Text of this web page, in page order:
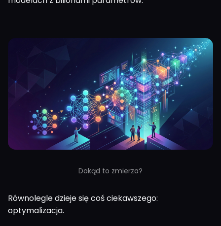
Dokąd to zmierza?
Równolegle dzieje się coś ciekawszego:
optymalizacja.